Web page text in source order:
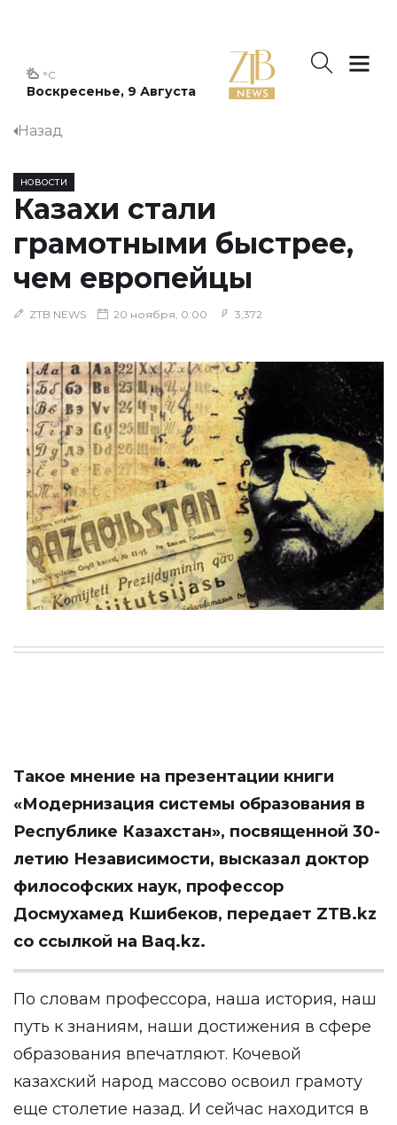
Воскресенье, 9 Августа
°C
Назад
НОВОСТИ
Казахи стали
грамотными быстрее,
чем европейцы
ZTB NEWS 20 ноября, 0:00 3,372
Такое мнение на презентации книги
«Модернизация системы образования в
Республике Казахстан», посвященной 30-
летию Независимости, высказал доктор
философских наук, профессор
Досмухамед Кшибеков, передает ZTB.kz
со ссылкой на Baq.kz.
По словам профессора, наша история, наш
путь к знаниям, наши достижения в сфере
образования впечатляют. Кочевой
казахский народ массово освоил грамоту
еще столетие назад. И сейчас находится в